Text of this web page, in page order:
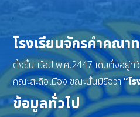
โรงเรียนจักรคำคณา
ตั้งขึ้นเมื่อปี พ.ศ.2447 เดิมตั้งอยู่
คณะสะดือเมือง ขณะนั้นมีชื่อว่า“โ
ข้อมูลทั่วไป